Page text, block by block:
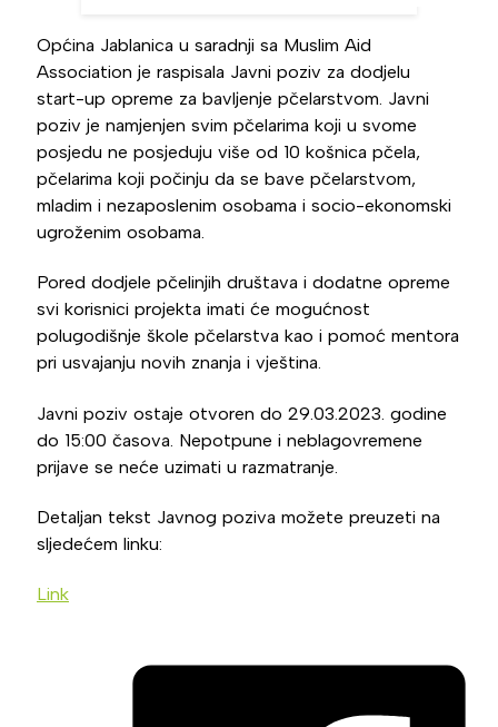
Općina Jablanica u saradnji sa Muslim Aid
Association je raspisala Javni poziv za dodjelu
start-up opreme za bavljenje pčelarstvom. Javni
poziv je namjenjen svim pčelarima koji u svome
posjedu ne posjeduju više od 10 košnica pčela,
pčelarima koji počinju da se bave pčelarstvom,
mladim i nezaposlenim osobama i socio-ekonomski
ugroženim osobama.
Pored dodjele pčelinjih društava i dodatne opreme
svi korisnici projekta imati će mogućnost
polugodišnje škole pčelarstva kao i pomoć mentora
pri usvajanju novih znanja i vještina.
Javni poziv ostaje otvoren do 29.03.2023. godine
do 15:00 časova. Nepotpune i neblagovremene
prijave se neće uzimati u razmatranje.
Detaljan tekst Javnog poziva možete preuzeti na
sljedećem linku:
Link